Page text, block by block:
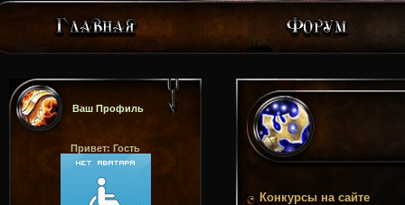
Ваш Профиль
Привет: Гость
Конкурсы на сайте